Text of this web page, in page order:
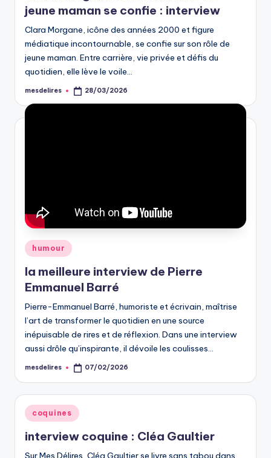
jeune maman se confie : interview
Clara Morgane, icône des années 2000 et figure
médiatique incontournable, se confie sur son rôle de
jeune maman. Entre carrière, vie privée et défis du
quotidien, elle lève le voile…
Posted
mesdelires 28/03/2026
Posted
in
humour
la meilleure interview de Pierre
Emmanuel Barré
Pierre-Emmanuel Barré, humoriste et écrivain, maîtrise
l’art de transformer le quotidien en une source
inépuisable de rires et de réflexion. Dans une interview
aussi drôle qu’inspirante, il dévoile les coulisses…
Posted
mesdelires 07/02/2026
Posted
in
coquines
interview coquine : Cléa Gaultier
Sur Mes Délires, Cléa Gaultier se livre sans tabou dans